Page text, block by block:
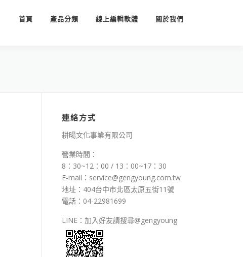
首頁 產品分類 線上編輯軟體 關於我們
連絡方式
耕暘文化事業有限公司
營業時間：
8：30~12：00 / 13：00~17：30
E-mail：service@gengyoung.com.tw
地址：404台中市北區太原五街11號
電話：04-22981699
LINE：加入好友請搜尋@gengyoung